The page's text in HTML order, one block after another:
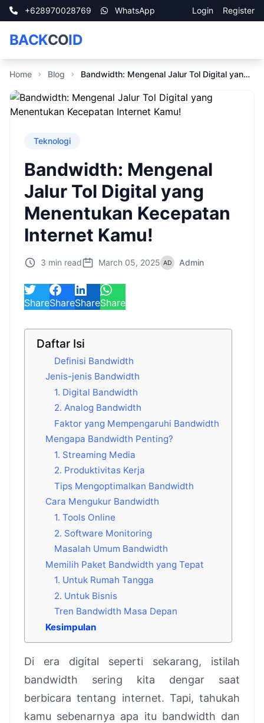
+628970028769 WhatsApp Login Register
BACKCOID
Home Blog Bandwidth: Mengenal Jalur Tol Digital yang Menentukan Kecepatan Internet Kamu!
Teknologi
Bandwidth: Mengenal
Jalur Tol Digital yang
Menentukan Kecepatan
Internet Kamu!
3 min read March 05, 2025 Admin
ShareShareShareShare
Daftar Isi
Definisi Bandwidth
Jenis-jenis Bandwidth
1. Digital Bandwidth
2. Analog Bandwidth
Faktor yang Mempengaruhi Bandwidth
Mengapa Bandwidth Penting?
1. Streaming Media
2. Produktivitas Kerja
Tips Mengoptimalkan Bandwidth
Cara Mengukur Bandwidth
1. Tools Online
2. Software Monitoring
Masalah Umum Bandwidth
Memilih Paket Bandwidth yang Tepat
1. Untuk Rumah Tangga
2. Untuk Bisnis
Tren Bandwidth Masa Depan
Kesimpulan
Di era digital seperti sekarang, istilah
bandwidth sering kita dengar saat
berbicara tentang internet. Tapi, tahukah
kamu sebenarnya apa itu bandwidth dan